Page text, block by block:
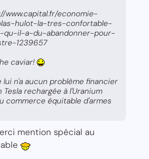
www.capital.fr/economie-
hulot-la-tres-confortable-
qu-il-a-du-abandonner-pour-
1239657
caviar!
lui n'a aucun problème financier
rechargée à l'Uranium
commerce équitable d'armes
mention spécial au